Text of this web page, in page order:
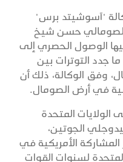
"آسوشيتد برس"
الصومالي حسن شيخ
الوصول الحصري إلى
ما جدد التوترات بين
وفق الوكالة، ذلك أن
في أرض الصومال.
المتحدة
الجوتين،
الأمريكية في
لسنوات القوات